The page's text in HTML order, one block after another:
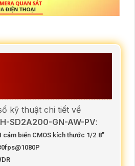
kỹ thuật chi tiết về
SD2A200-GN-AW-PV:
cảm biến CMOS kích thước 1/2.8”